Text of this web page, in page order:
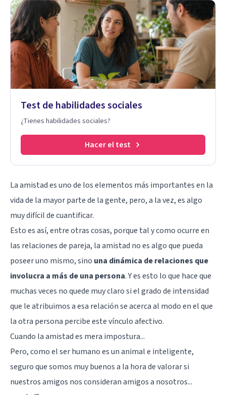
Test de habilidades sociales
¿Tienes habilidades sociales?
Hacer el test
La amistad es uno de los elementos más importantesen la
vida de la mayor parte de la gente, pero, a la vez, es algo
muy difícil de cuantificar.
Esto es así, entre otras cosas, porque tal y como ocurre en
las relaciones de pareja, la amistad no es algo que pueda
poseer uno mismo, sino una dinámica de relaciones que
involucra a más de una persona. Y es esto lo que hace que
muchas veces no quede muy claro si el grado de intensidad
que le atribuimos a esa relación se acerca al modo en el que
la otra persona percibe este vínculo afectivo.
Cuando la amistad es mera impostura...
Pero, como el ser humano es un animal e inteligente,
seguro que somos muy buenos a la hora de valorar si
nuestros amigos nos consideran amigos a nosotros...